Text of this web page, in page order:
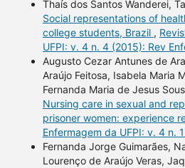
Thaís dos Santos Wanderei,
Social representations of
college students, Brazil ,
UFPI: v. 4 n. 4 (2015): Rev
Augusto Cezar Antunes de
Araújo Feitosa, Isabela Maria
Fernanda Maria de Jesus
Nursing care in sexual and
prisoner women: experience
Enfermagem da UFPI: v. 4 n.
Fernanda Jorge Guimarães,
Lourenço de Araújo Veras,